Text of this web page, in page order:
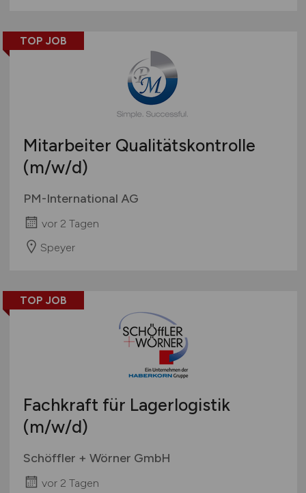
TOP JOB
Mitarbeiter Qualitätskontrolle
(m/w/d)
PM-International AG
vor 2 Tagen
Speyer
TOP JOB
Fachkraft für Lagerlogistik
(m/w/d)
Schöffler + Wörner GmbH
vor 2 Tagen